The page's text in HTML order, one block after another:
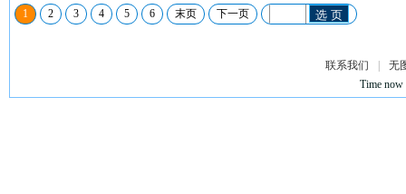
1 2 3 4 5 6 末页 下一页 选 页
联系我们
无
Time now